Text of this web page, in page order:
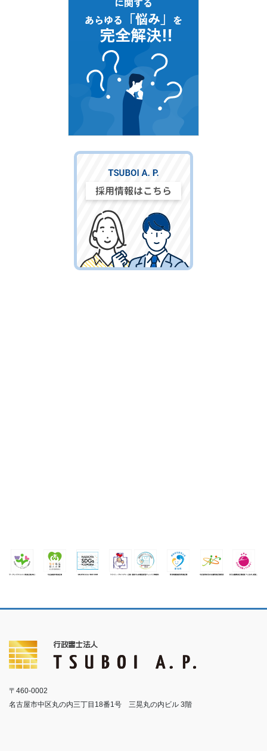
〒460-0002
名古屋市中区丸の内三丁目18番1号 三晃丸の内ビル 3階